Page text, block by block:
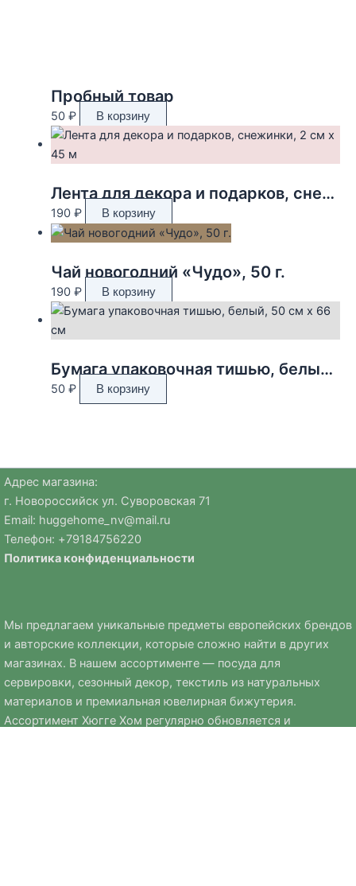
Пробный товар
50 ₽ В корзину
Лента для декора и подарков, снежинки, 2 см х 45 м
190 ₽ В корзину
Чай новогодний «Чудо», 50 г.
190 ₽ В корзину
Бумага упаковочная тишью, белый, 50 см х 66 см
50 ₽ В корзину
Адрес магазина:
г. Новороссийск ул. Суворовская 71
Email: huggehome_nv@mail.ru
Телефон: +79184756220
Политика конфиденциальности
Мы предлагаем уникальные предметы европейских брендов
и авторские коллекции, которые сложно найти в других
магазинах. В нашем ассортименте — посуда для
сервировки, сезонный декор, текстиль из натуральных
материалов и премиальная ювелирная бижутерия.
Ассортимент Хюгге Хом регулярно обновляется и